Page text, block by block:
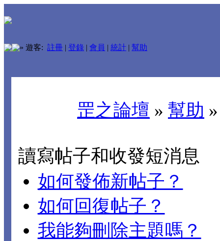
» 遊客: 註冊 | 登錄 | 會員 | 統計 | 幫助
罡之論壇 » 幫助
讀寫帖子和收發短消息
如何發佈新帖子？
如何回復帖子？
我能夠刪除主題嗎？